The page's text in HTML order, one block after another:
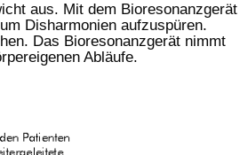
aus. Mit dem Bioresonanzgerät
Disharmonien aufzuspüren.
Das Bioresonanzgerät nimmt
Abläufe.